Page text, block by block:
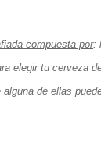
compuesta por:
elegir tu cerveza
de ellas